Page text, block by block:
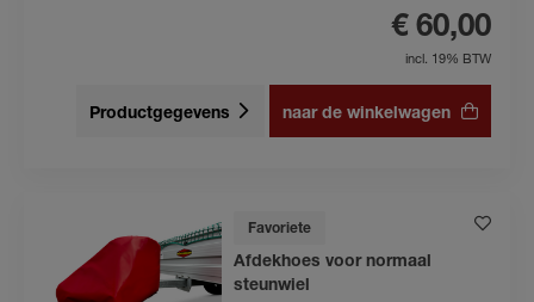
€ 60,00
incl. 19% BTW
Productgegevens naar de winkelwagen
Favoriete
Afdekhoes voor normaal
steunwiel